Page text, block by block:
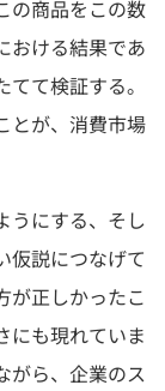
の商品をこの数
おける結果であ
て検証する。
とが、消費市場
うにする、そし
仮説につなげて
が正しかったこ
にも現れていま
がら、企業のス